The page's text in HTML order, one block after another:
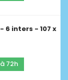
6 inters - 107 x
72h